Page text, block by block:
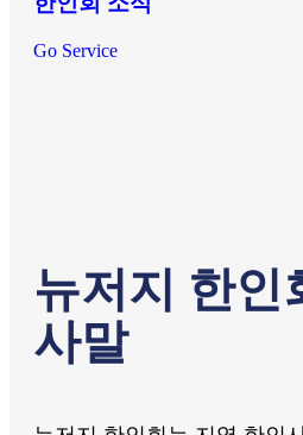
Go Service
뉴저지 한인
사말